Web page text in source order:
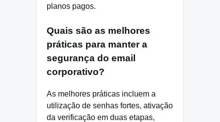
planos pagos.
Quais são as melhores
práticas para manter a
segurança do email
corporativo?
As melhores práticas incluem a
utilização de senhas fortes, ativação
da verificação em duas etapas,